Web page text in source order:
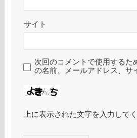
サイト
次回のコメントで使用するた
の名前、メールアドレス、サ
上に表示された文字を入力してく